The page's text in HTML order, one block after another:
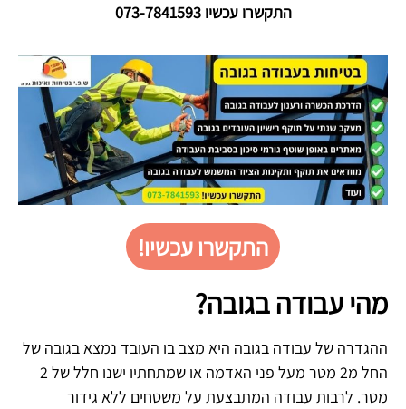
התקשרו עכשיו 073-7841593
התקשרו עכשיו!
מהי עבודה בגובה?
ההגדרה של עבודה בגובה היא מצב בו העובד נמצא בגובה של
החל מ2 מטר מעל פני האדמה או שמתחתיו ישנו חלל של 2
מטר. לרבות עבודה המתבצעת על משטחים ללא גידור